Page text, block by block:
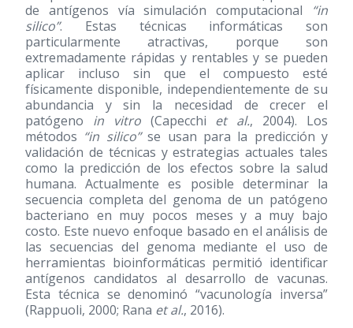
de antígenos vía simulación computacional “in
silico”. Estas técnicas informáticas son
particularmente atractivas, porque son
extremadamente rápidas y rentables y se pueden
aplicar incluso sin que el compuesto esté
físicamente disponible, independientemente de su
abundancia y sin la necesidad de crecer el
patógeno in vitro(Capecchi et al., 2004). Los
métodos “in silico”se usan para la predicción y
validación de técnicas y estrategias actuales tales
como la predicción de los efectos sobre la salud
humana. Actualmente es posible determinar la
secuencia completa del genoma de un patógeno
bacteriano en muy pocos meses y a muy bajo
costo. Este nuevo enfoque basado en el análisis de
las secuencias del genoma mediante el uso de
herramientas bioinformáticas permitió identificar
antígenos candidatos al desarrollo de vacunas.
Esta técnica se denominó “vacunología inversa”
(Rappuoli, 2000; Rana et al., 2016).